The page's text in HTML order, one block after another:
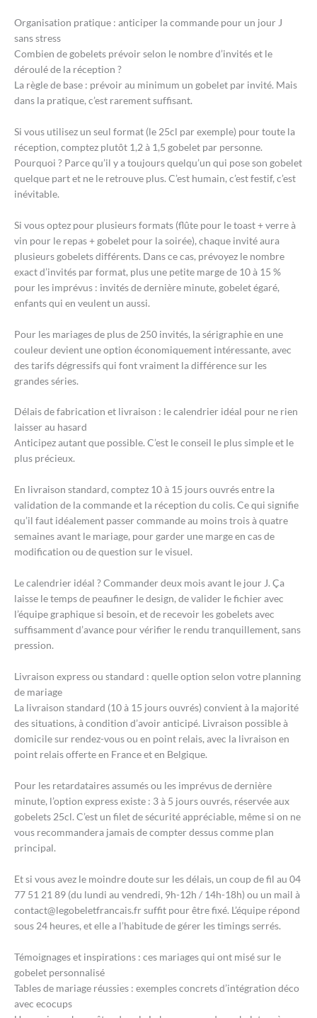
Organisation pratique : anticiper la commande pour un jour J
sans stress
Combien de gobelets prévoir selon le nombre d’invités et le
déroulé de la réception ?
La règle de base : prévoir au minimum un gobelet par invité. Mais
dans la pratique, c’est rarement suffisant.
Si vous utilisez un seul format (le 25cl par exemple) pour toute la
réception, comptez plutôt 1,2 à 1,5 gobelet par personne.
Pourquoi ? Parce qu’il y a toujours quelqu’un qui pose son gobelet
quelque part et ne le retrouve plus. C’est humain, c’est festif, c’est
inévitable.
Si vous optez pour plusieurs formats (flûte pour le toast + verre à
vin pour le repas + gobelet pour la soirée), chaque invité aura
plusieurs gobelets différents. Dans ce cas, prévoyez le nombre
exact d’invités par format, plus une petite marge de 10 à 15 %
pour les imprévus : invités de dernière minute, gobelet égaré,
enfants qui en veulent un aussi.
Pour les mariages de plus de 250 invités, la sérigraphie en une
couleur devient une option économiquement intéressante, avec
des tarifs dégressifs qui font vraiment la différence sur les
grandes séries.
Délais de fabrication et livraison : le calendrier idéal pour ne rien
laisser au hasard
Anticipez autant que possible. C’est le conseil le plus simple et le
plus précieux.
En livraison standard, comptez 10 à 15 jours ouvrés entre la
validation de la commande et la réception du colis. Ce qui signifie
qu’il faut idéalement passer commande au moins trois à quatre
semaines avant le mariage, pour garder une marge en cas de
modification ou de question sur le visuel.
Le calendrier idéal ? Commander deux mois avant le jour J. Ça
laisse le temps de peaufiner le design, de valider le fichier avec
l’équipe graphique si besoin, et de recevoir les gobelets avec
suffisamment d’avance pour vérifier le rendu tranquillement, sans
pression.
Livraison express ou standard : quelle option selon votre planning
de mariage
La livraison standard (10 à 15 jours ouvrés) convient à la majorité
des situations, à condition d’avoir anticipé. Livraison possible à
domicile sur rendez-vous ou en point relais, avec la livraison en
point relais offerte en France et en Belgique.
Pour les retardataires assumés ou les imprévus de dernière
minute, l’option express existe : 3 à 5 jours ouvrés, réservée aux
gobelets 25cl. C’est un filet de sécurité appréciable, même si on ne
vous recommandera jamais de compter dessus comme plan
principal.
Et si vous avez le moindre doute sur les délais, un coup de fil au 04
77 51 21 89 (du lundi au vendredi, 9h-12h / 14h-18h) ou un mail à
contact@legobeletfrancais.fr suffit pour être fixé. L’équipe répond
sous 24 heures, et elle a l’habitude de gérer les timings serrés.
Témoignages et inspirations : ces mariages qui ont misé sur le
gobelet personnalisé
Tables de mariage réussies : exemples concrets d’intégration déco
avec ecocups